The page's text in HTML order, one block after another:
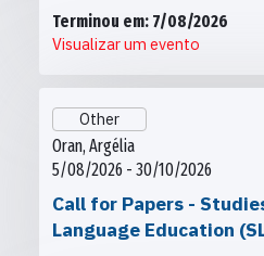
Terminou em: 7/08/2026
Visualizar um evento
Other
Oran, Argélia
5/08/2026 - 30/10/2026
Call for Papers -
Language Education